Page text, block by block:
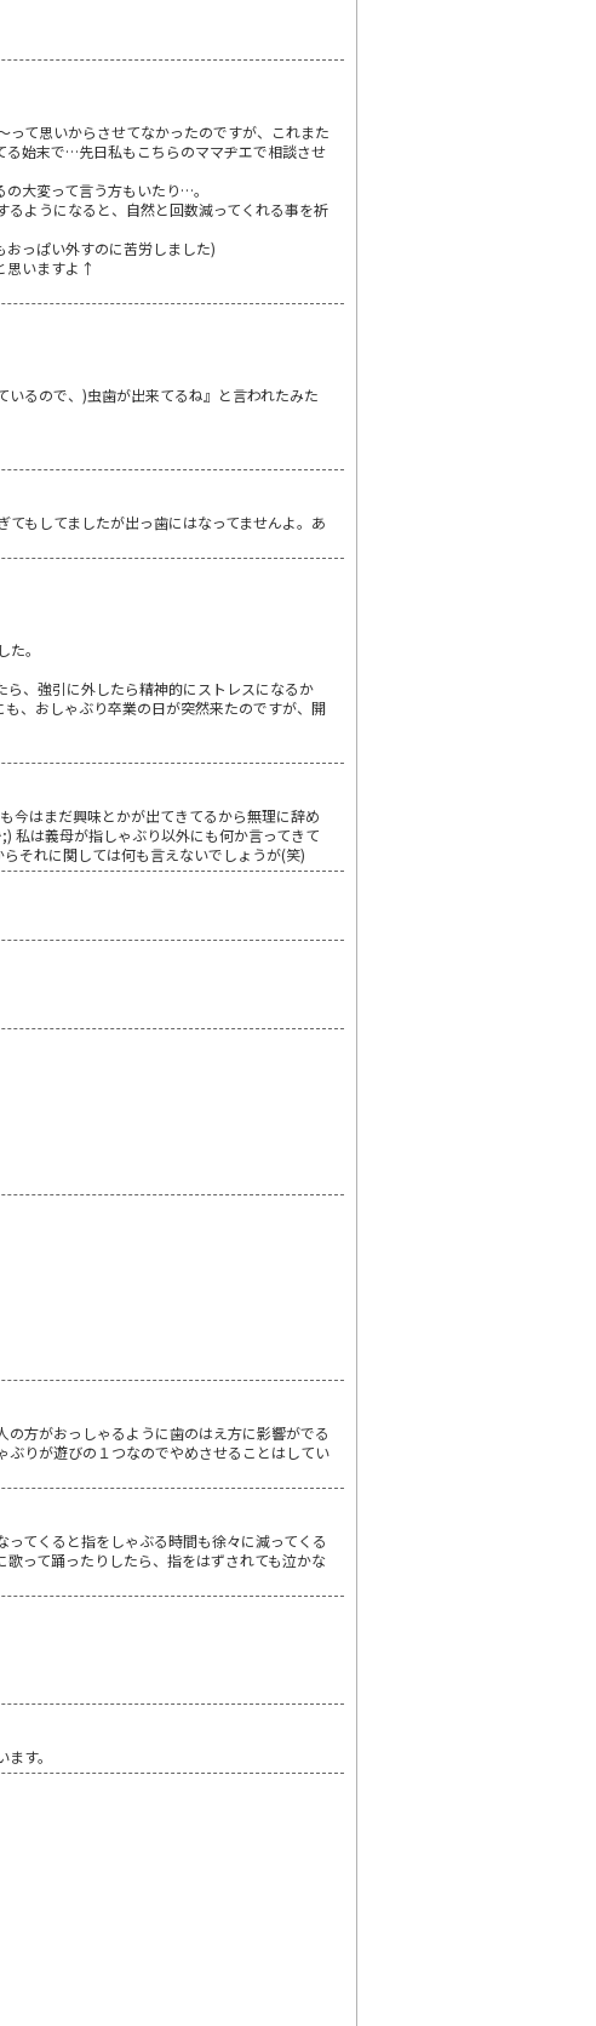
て思いからさせてなかったのですが、これまた
始末で…先日私もこちらのママヂエで相談させ
大変って言う方もいたり…。
ようになると、自然と回数減ってくれる事を祈
っぱい外すのに苦労しました)
思いますよ↑
るので、)虫歯が出来てるね』と言われたみた
もしてましたが出っ歯にはなってませんよ。あ
。
、強引に外したら精神的にストレスになるか
、おしゃぶり卒業の日が突然来たのですが、開
今はまだ興味とかが出てきてるから無理に辞め
私は義母が指しゃぶり以外にも何か言ってきて
それに関しては何も言えないでしょうが(笑)
方がおっしゃるように歯のはえ方に影響がでる
りが遊びの１つなのでやめさせることはしてい
てくると指をしゃぶる時間も徐々に減ってくる
って踊ったりしたら、指をはずされても泣かな
す。